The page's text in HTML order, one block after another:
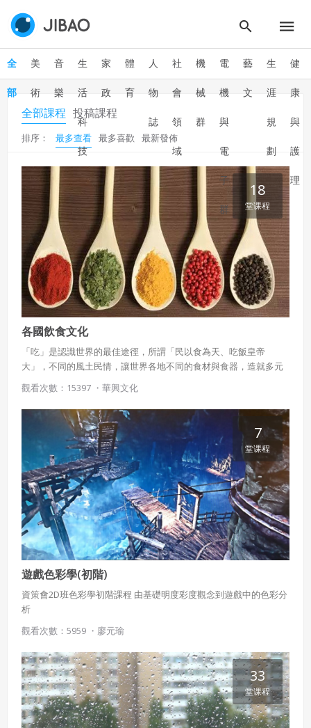
全
部
美
術
音
樂
生
活
科
技
家
政
體
育
人
物
誌
社
會
領
域
機
械
群
電
機
與
電
子
群
藝
文
生
涯
規
劃
健
康
與
護
理
全部課程 投稿課程
排序： 最多查看 最多喜歡 最新發佈
18
堂课程
各國飲食文化
「吃」是認識世界的最佳途徑，所謂「民以食為天、吃飯皇帝
大」，不同的風土民情，讓世界各地不同的食材與食器，造就多元
又有趣的烹煮習慣及飲食文化。本課程將列舉東南亞、義大利、日
本與臺灣的食材、用餐禮儀與禁忌等，帶領學生用「食物」環遊世
界。
觀看次數：15397 ・ 華興文化
7
堂课程
遊戲色彩學(初階)
資策會2D班色彩學初階課程 由基礎明度彩度觀念到遊戲中的色彩分
析
觀看次數：5959 ・ 廖元瑜
33
堂课程